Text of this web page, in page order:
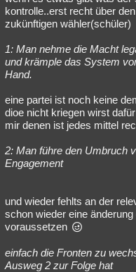
kontrolle..erst recht über
zukünftigen wähler(schüler)
1: Man nehme die Macht
und krämple das System
Hand.
eine partei ist noch keine
dioe nicht kriegen wirst
mir denen ist jedes mittel
2: Man führe den Umbruch
Engagement
und wieder fehlts an der
schon wieder eine
voraussetzen
einfach die Fronten zu
Ausweg 2 zur Folge hat